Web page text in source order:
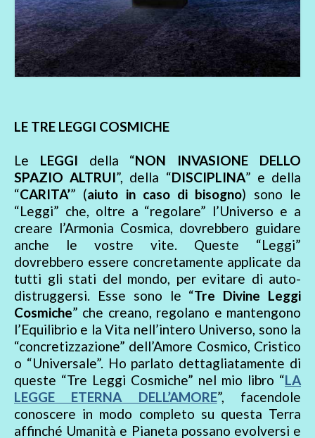
LE TRE LEGGI COSMICHE
Le LEGGI della “NON INVASIONE DELLO
SPAZIO ALTRUI”, della “DISCIPLINA” e della
“CARITA’” (aiuto in caso di bisogno) sono le
“Leggi” che, oltre a “regolare” l’Universo e a
creare l’Armonia Cosmica, dovrebbero guidare
anche le vostre vite. Queste “Leggi”
dovrebbero essere concretamente applicate da
tutti gli stati del mondo, per evitare di auto-
distruggersi. Esse sono le “Tre Divine Leggi
Cosmiche” che creano, regolano e mantengono
l’Equilibrio e la Vita nell’intero Universo, sono la
“concretizzazione” dell’Amore Cosmico, Cristico
o “Universale”. Ho parlato dettagliatamente di
queste “Tre Leggi Cosmiche” nel mio libro “LA
LEGGE ETERNA DELL’AMORE”, facendole
conoscere in modo completo su questa Terra
affinché Umanità e Pianeta possano evolversi e